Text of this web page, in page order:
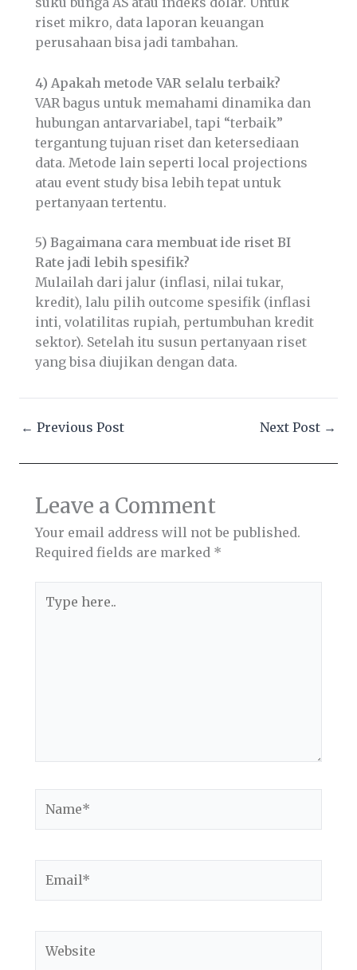
riset mikro, data laporan keuangan
perusahaan bisa jadi tambahan.
4) Apakah metode VAR selalu terbaik?
VAR bagus untuk memahami dinamika dan
hubungan antarvariabel, tapi “terbaik”
tergantung tujuan riset dan ketersediaan
data. Metode lain seperti local projections
atau event study bisa lebih tepat untuk
pertanyaan tertentu.
5) Bagaimana cara membuat ide riset BI
Rate jadi lebih spesifik?
Mulailah dari jalur (inflasi, nilai tukar,
kredit), lalu pilih outcome spesifik (inflasi
inti, volatilitas rupiah, pertumbuhan kredit
sektor). Setelah itu susun pertanyaan riset
yang bisa diujikan dengan data.
← Previous Post Next Post →
Leave a Comment
Your email address will not be published.
Required fields are marked *
here..